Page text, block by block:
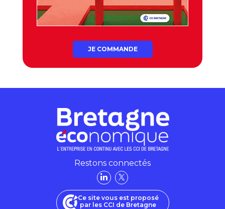
JE COMMANDE
Restons connectés
Ce site vous est proposé
par les CCI de Bretagne